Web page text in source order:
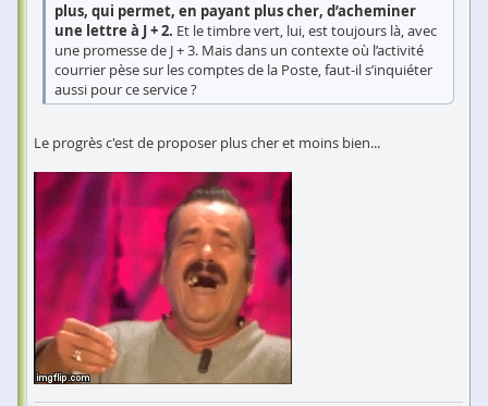
plus, qui permet, en payant plus cher, d’acheminer
une lettre à J + 2. Et le timbre vert, lui, est toujours là, avec
une promesse de J + 3. Mais dans un contexte où l’activité
courrier pèse sur les comptes de la Poste, faut-il s’inquiéter
aussi pour ce service ?
Le progrès c'est de proposer plus cher et moins bien...